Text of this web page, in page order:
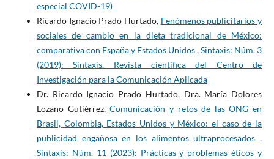
Shin, H. y Kang, J. (2020). Reducing perceived health risk to attract
hotel customers in the COVID-19 pandemic era: Focused on
technology innovation for social distancing and cleanliness.
International Journal of Hospitality Management, 91, e102664.
https://doi.org/10.1016/j.ijhm.2020.102664
Sobande, F. (2020). ‘We're all in this together': Commodified
notions of connection, care and community in brand responses to
COVID-19. European Journal of Cultural Studies, 23(6), 1033-
https://doi.org/10.1177/1367549420932294
especial COVID-19)
Ricardo Ignacio Prado Hurtado, Fenómenos publicitarios y
sociales de cambio en la dieta tradicional de México:
comparativa con España y Estados Unidos,Sintaxis: Núm. 3
(2019): Sintaxis. Revista científica del Centro de
Investigación para la Comunicación Aplicada
Dr. Ricardo Ignacio Prado Hurtado, Dra. María Dolores
Lozano Gutiérrez,Comunicación y retos de las ONG en
Brasil, Colombia, Estados Unidos y México: el caso de la
publicidad engañosa en los alimentos ultraprocesados,
Sintaxis: Núm. 11 (2023): Prácticas y problemas éticos y